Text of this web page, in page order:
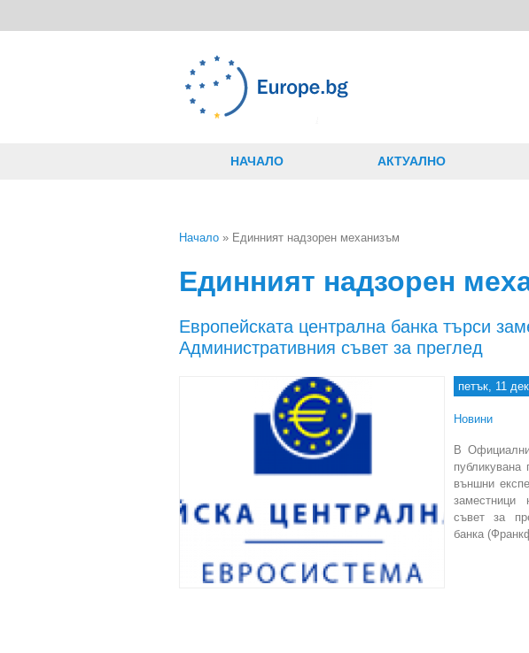
НАЧАЛО АКТУАЛНО
Начало » Единният надзорен механизъм
Единният надзорен
Европейската централна банка търси
Административния съвет за преглед
петък, 11
Новини
В
публикувана
външни
заместници
съвет за
банка